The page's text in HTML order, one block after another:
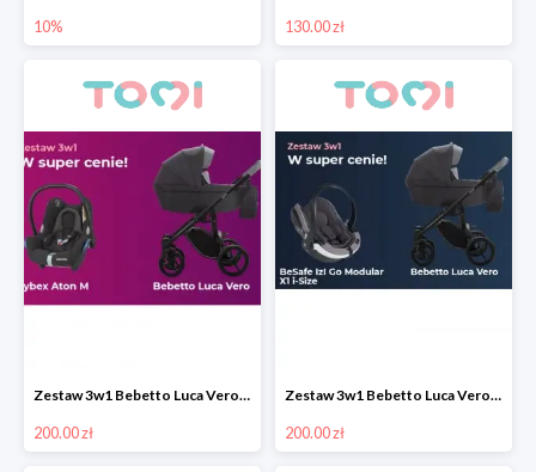
10% 130.00 zł
Zestaw 3w1 Bebetto Luca Vero z fotelikiem samochodowym Cybex Aton M taniej o 200 pln
200.00 zł
Zestaw 3w1 Bebetto Luca Vero z fotelikiem BeSafe izi Go Modular X1 i-Size taniej o 200 pln
200.00 zł